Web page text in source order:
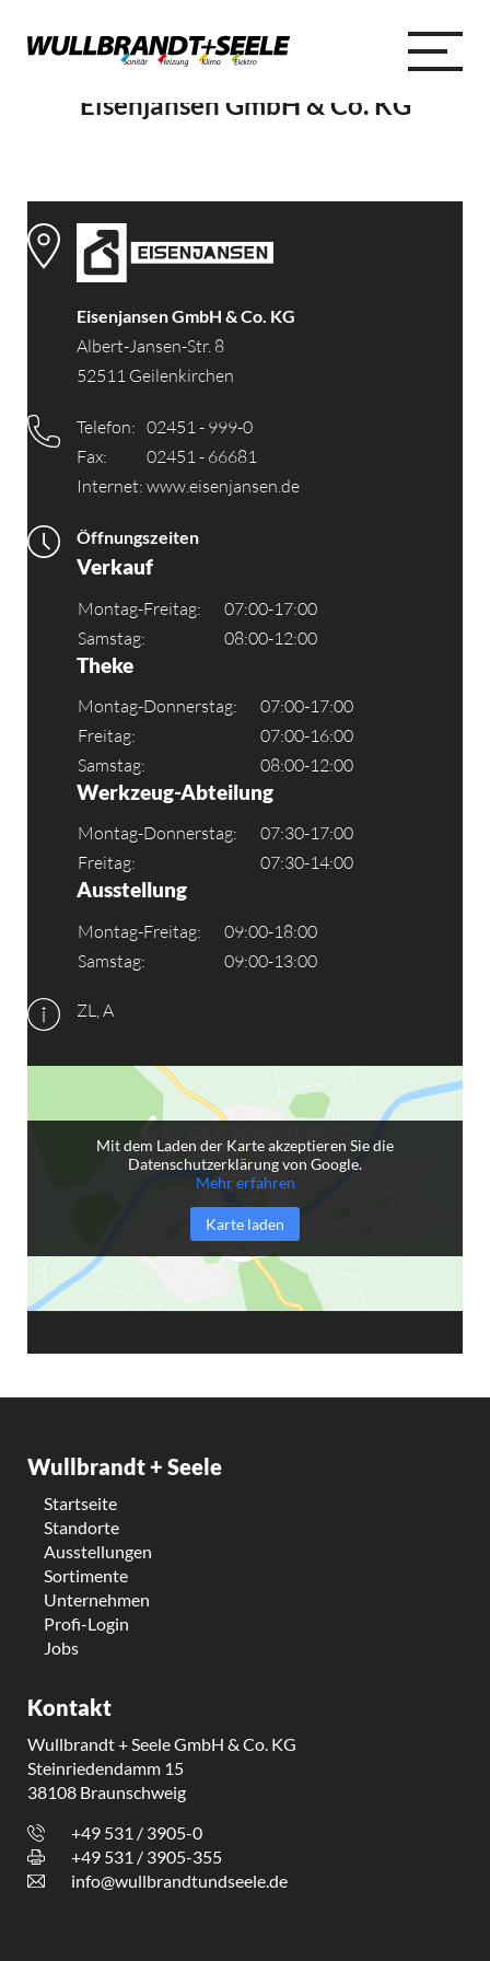
Eisenjansen GmbH & Co. KG
Eisenjansen GmbH & Co. KG
Albert-Jansen-Str. 8
52511 Geilenkirchen
Telefon: 02451 - 999-0
Fax:
02451 - 66681
Internet: www.eisenjansen.de
Öffnungszeiten
Verkauf
Montag-Freitag:
07:00-17:00
Samstag:
08:00-12:00
Theke
Montag-Donnerstag:
07:00-17:00
Freitag:
07:00-16:00
Samstag:
08:00-12:00
Werkzeug-Abteilung
Montag-Donnerstag:
07:30-17:00
Freitag:
07:30-14:00
Ausstellung
Montag-Freitag:
09:00-18:00
Samstag:
09:00-13:00
ZL, A
Mit dem Laden der Karte akzeptieren Sie die
Datenschutzerklärung von Google.
Mehr erfahren
Karte laden
Wullbrandt + Seele
Startseite
Standorte
Ausstellungen
Sortimente
Unternehmen
Profi-Login
Jobs
Kontakt
Wullbrandt + Seele GmbH & Co. KG
Steinriedendamm 15
38108 Braunschweig
+49 531 / 3905-0
+49 531 / 3905-355
info@wullbrandtundseele.de